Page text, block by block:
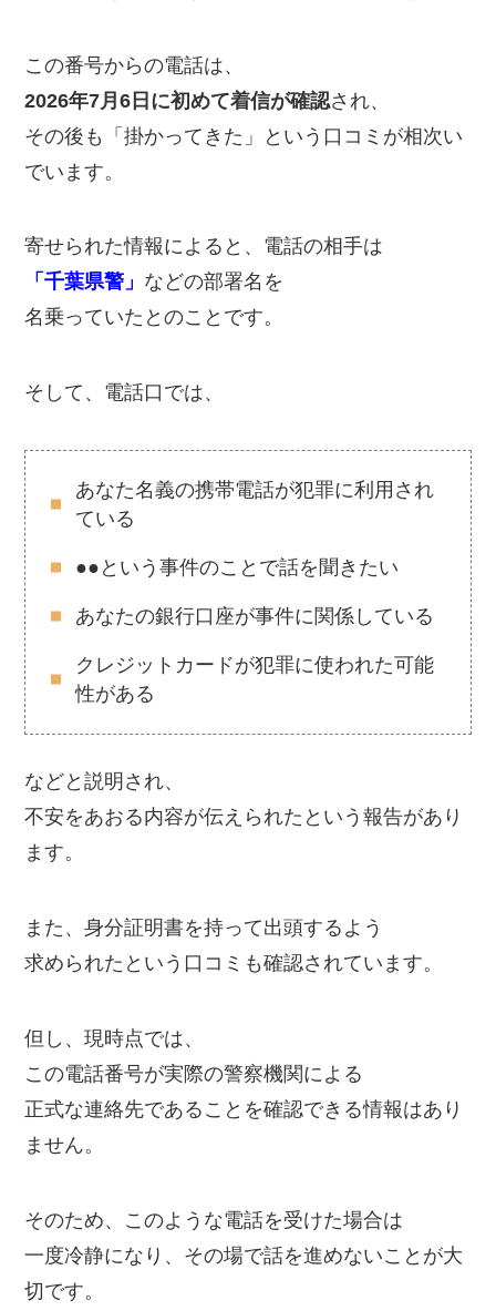
この番号からの電話は、
2026年7月6日に初めて着信が確認され、
その後も「掛かってきた」という口コミが相次い
でいます。
寄せられた情報によると、電話の相手は
「千葉県警」 などの部署名を
名乗っていたとのことです。
そして、電話口では、
あなた名義の携帯電話が犯罪に利用され
ている
●●という事件のことで話を聞きたい
あなたの銀行口座が事件に関係している
クレジットカードが犯罪に使われた可能
性がある
などと説明され、
不安をあおる内容が伝えられたという報告があり
ます。
また、身分証明書を持って出頭するよう
求められたという口コミも確認されています。
但し、現時点では、
この電話番号が実際の警察機関による
正式な連絡先であることを確認できる情報はあり
ません。
そのため、このような電話を受けた場合は
一度冷静になり、その場で話を進めないことが大
切です。